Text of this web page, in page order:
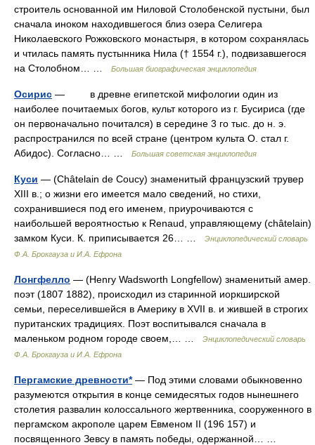
строитель основанной им Ниловой Столобенской пустыни, был
сначала иноком находившегося близ озера Селигера
Николаевского Рожковского монастыря, в котором сохранялась
и чтилась память пустынника Нила († 1554 г.), подвизавшегося
на Столобном… …
Большая биографическая энциклопедия
Осирис — в древне египетской мифологии один из
наиболее почитаемых богов, культ которого из г. Бусириса (где
он первоначально почитался) в середине 3 го тыс. до н. э.
распространился по всей стране (центром культа О. стал г.
Абидос). Согласно… …
Большая советская энциклопедия
Куси — (Châtelain de Coucy) знаменитый французский трувер
XIII в.; о жизни его имеется мало сведений, но стихи,
сохранившиеся под его именем, приурочиваются с
наибольшей вероятностью к Renaud, управляющему (châtelain)
замком Куси. К. приписывается 26… …
Энциклопедический словарь
Ф.А. Брокгауза и И.А. Ефрона
Лонгфелло — (Henry Wadsworth Longfellow) знаменитый амер.
поэт (1807 1882), происходил из старинной иоркширской
семьи, переселившейся в Америку в XVII в. и жившей в строгих
пуританских традициях. Поэт воспитывался сначала в
маленьком родном городе своем,… …
Энциклопедический словарь
Ф.А. Брокгауза и И.А. Ефрона
Пергамские древности*— Под этими словами обыкновенно
разумеются открытия в конце семидесятых годов нынешнего
столетия развалин колоссального жертвенника, сооруженного в
пергамском акрополе царем Евменом II (196 157) и
посвященного Зевсу в память победы, одержанной… …